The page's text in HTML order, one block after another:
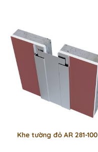
Khe tường đỏ AR 281-100